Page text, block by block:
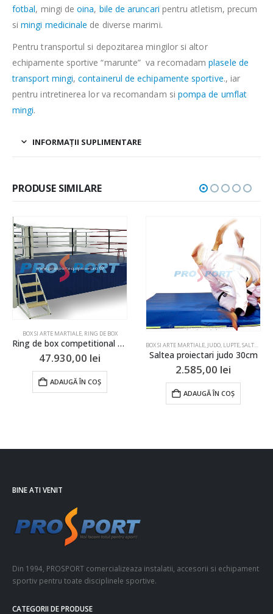
fotbal, mingi de oina, bile de aruncari pentru atletism, precum
simingi medicinale de diverse marimi.
Pentru transportul si depozitarea mingilor si altor
echipamente sportive “marunte” va recomadam plasele de
transport mingi,containerul de echipamente sportive., iar
pentru intretinerea lor va recomandam si pompa de umflat
mingi.
INFORMAȚII SUPLIMENTARE
PRODUSE SIMILARE
GIMNASTICA ,ECHIPAMENTE LUPTE,ECHIPAMENTE PENTRU DEZVOLTAREA CALITATILOR MOTRICE
CARDIO, FITNESS & TIMP LIBER ECHIPAMENTE GIMNASTICA
LUPTE,ECHIPAMENTE PENTRU DEZVOLTAREA CALITATILOR MOTRICE,JUDO,LUPTE
ARTE MARTIALE,JUDO,OBIECTE PROMOTIONALE
BOX SI ARTE MARTIALE, RING DE BOX
Ring de box competitional 6.5×6.5m
47.930,00 lei
ADAUGĂ ÎN COȘ
BOX SI ARTE MARTIALE, JUDO, LUPTE,SALTELE
Saltea proiectari judo 30cm
2.585,00 lei
ADAUGĂ ÎN COȘ
BINE ATI VENIT
Din 1994, PROSPORT comercializeaza instalatii, accesorii si echipament
sportiv pentru toate disciplinele sportive.
CATEGORII DE PRODUSE